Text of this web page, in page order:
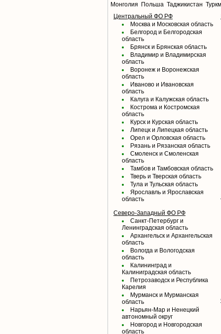
Монголия
Польша Таджикистан
Центральный ФО РФ
Москва и Московская область
Белгород и Белгородская
область
Брянск и Брянская область
Владимир и Владимирская
область
Воронеж и Воронежская
область
Иваново и Ивановская
область
Калуга и Калужская область
Кострома и Костромская
область
Курск и Курская область
Липецк и Липецкая область
Орел и Орловская область
Рязань и Рязанская область
Смоленск и Смоленская
область
Тамбов и Тамбовская область
Тверь и Тверская область
Тула и Тульская область
Ярославль и Ярославская
область
Северо-Западный ФО РФ
Санкт-Петербург и
Ленинградская область
Архангельск и Архангельская
область
Вологда и Вологодская
область
Калининград и
Калиниградская область
Петрозаводск и Республика
Карелия
Мурманск и Мурманская
область
Нарьян-Мар и Ненецкий
автономный округ
Новгород и Новгородская
область